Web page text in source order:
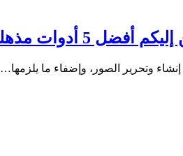
5 أدوات مذهلة
وتحرير الصور، وإضفاء ما يلزمها…